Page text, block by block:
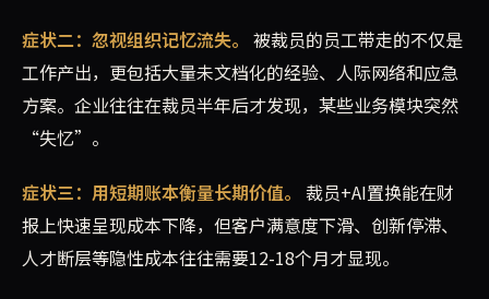
症状二：忽视组织记忆流失。 被裁员的员工带走的不仅是
工作产出，更包括大量未文档化的经验、人际网络和应急
方案。企业往往在裁员半年后才发现，某些业务模块突然
“失忆”。
症状三：用短期账本衡量长期价值。 裁员+AI置换能在财
报上快速呈现成本下降，但客户满意度下滑、创新停滞、
人才断层等隐性成本往往需要12-18个月才显现。